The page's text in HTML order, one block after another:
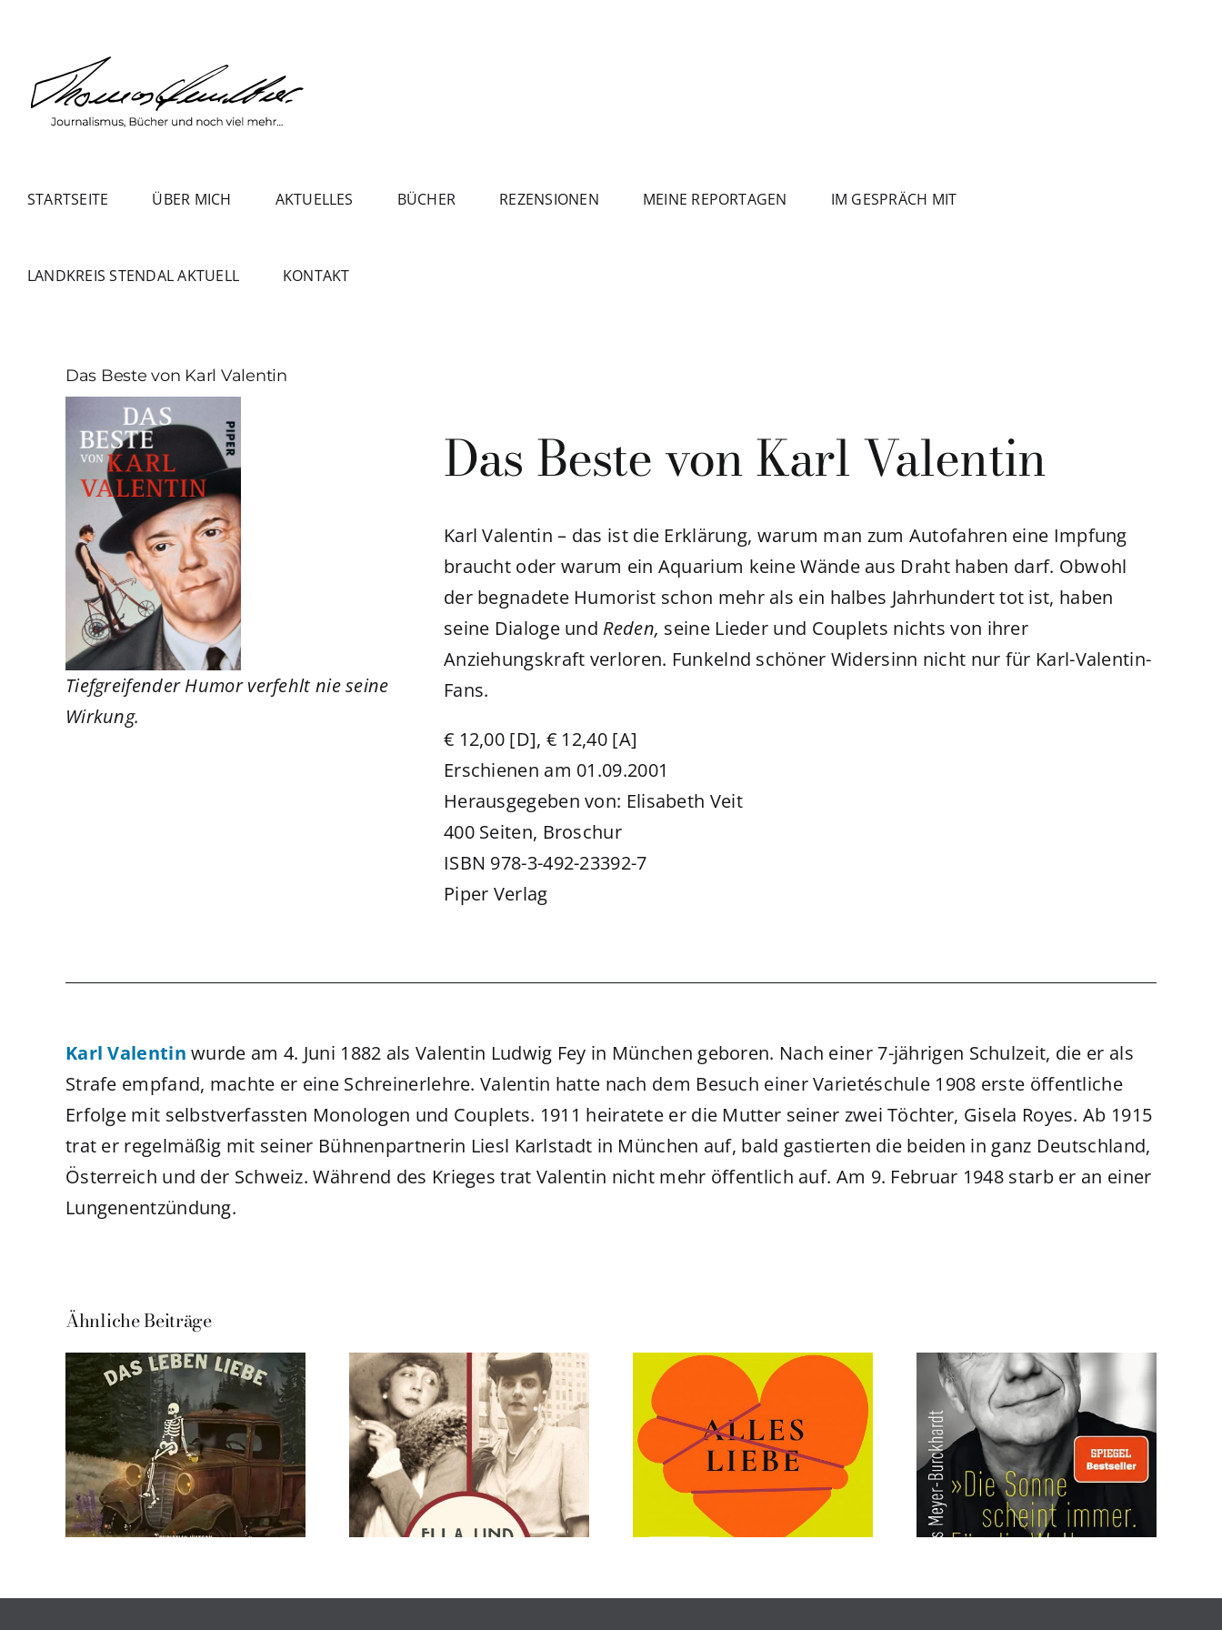
springen
STARTSEITE ÜBER MICH AKTUELLES BÜCHER REZENSIONEN MEINE REPORTAGEN IM GESPRÄCH MIT
LANDKREIS STENDAL AKTUELL KONTAKT
Das Beste von Karl Valentin
Tiefgreifender Humor verfehlt nie seine
Wirkung.
Das Beste von Karl Valentin
Karl Valentin – das ist die Erklärung, warum man zum Autofahren eine Impfung
braucht oder warum ein Aquarium keine Wände aus Draht haben darf. Obwohl
der begnadete Humorist schon mehr als ein halbes Jahrhundert tot ist, haben
seine Dialoge und Reden, seine Lieder und Couplets nichts von ihrer
Anziehungskraft verloren. Funkelnd schöner Widersinn nicht nur für Karl-Valentin-
Fans.
€ 12,00 [D], € 12,40 [A]
Erschienen am 01.09.2001
Herausgegeben von: Elisabeth Veit
400 Seiten, Broschur
ISBN 978-3-492-23392-7
Piper Verlag
Karl Valentin wurde am 4. Juni 1882 als Valentin Ludwig Fey in München geboren. Nach einer 7-jährigen Schulzeit, die er als
Strafe empfand, machte er eine Schreinerlehre. Valentin hatte nach dem Besuch einer Varietéschule 1908 erste öffentliche
Erfolge mit selbstverfassten Monologen und Couplets. 1911 heiratete er die Mutter seiner zwei Töchter, Gisela Royes. Ab 1915
trat er regelmäßig mit seiner Bühnenpartnerin Liesl Karlstadt in München auf, bald gastierten die beiden in ganz Deutschland,
Österreich und der Schweiz. Während des Krieges trat Valentin nicht mehr öffentlich auf. Am 9. Februar 1948 starb er an einer
Lungenentzündung.
Ähnliche Beiträge